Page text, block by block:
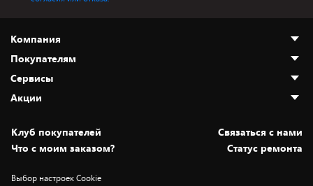
Компания
О нас
Адреса магазинов
Новости
Статьи и обзоры
Вакансии
Дай пять добру!
Покупателям
Как сделать заказ
Оплата и доставка
Безналичный расчёт
Обмен и возврат товара
Обработка персональных данных
Сервисы
Установка техники
Для игровых консолей
Для мобильных устройств
Акции
Скидки и промокоды
Белорусские товары
Клуб покупателей
Cвязаться с нами
Что с моим заказом?
Статус ремонта
Выбор настроек Cookie